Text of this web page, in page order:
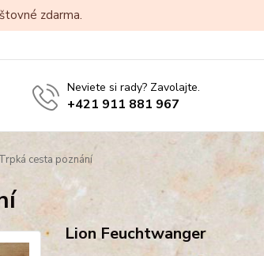
zdarma.
Neviete si rady? Zavolajte.
+421 911 881 967
cesta poznání
Lion Feuchtwanger